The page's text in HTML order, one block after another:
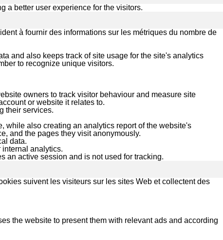
a better user experience for the visitors.
à fournir des informations sur les métriques du nombre de
and also keeps track of site usage for the site's analytics
to recognize unique visitors.
owners to track visitor behaviour and measure site
or website it relates to.
their services.
while also creating an analytics report of the website's
and the pages they visit anonymously.
data.
internal analytics.
an active session and is not used for tracking.
suivent les visiteurs sur les sites Web et collectent des
the website to present them with relevant ads and according